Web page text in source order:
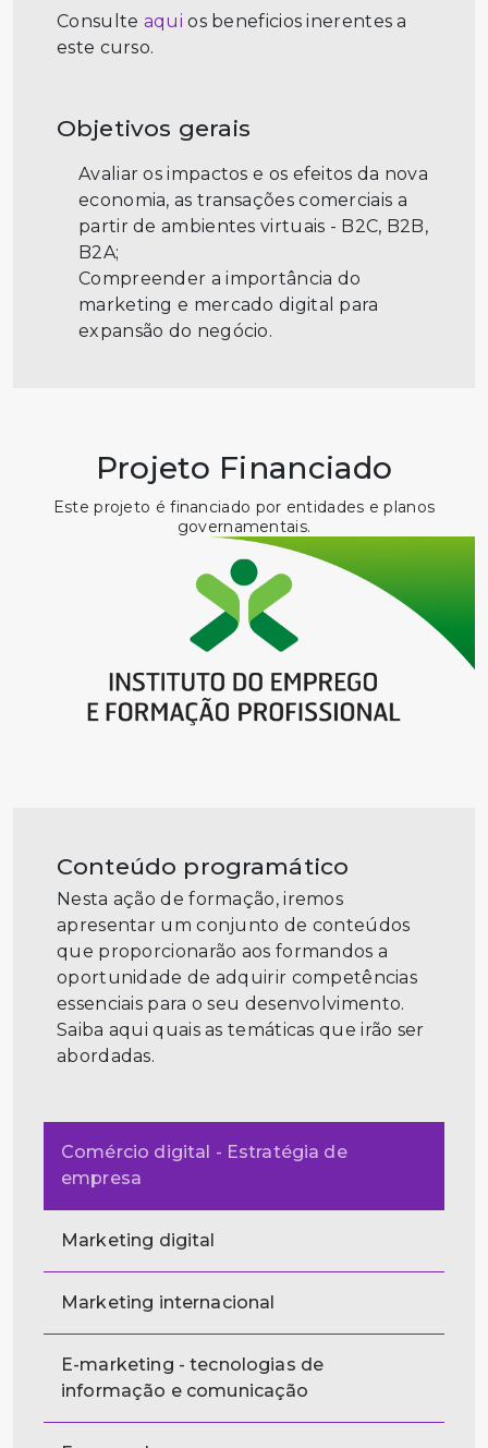
Consulte aqui os beneficios inerentes a
este curso.
Objetivos gerais
Avaliar os impactos e os efeitos da nova
economia, as transações comerciais a
partir de ambientes virtuais - B2C, B2B,
B2A;
Compreender a importância do
marketing e mercado digital para
expansão do negócio.
Projeto Financiado
Este projeto é financiado por entidades e planos
governamentais.
Conteúdo programático
Nesta ação de formação, iremos
apresentar um conjunto de conteúdos
que proporcionarão aos formandos a
oportunidade de adquirir competências
essenciais para o seu desenvolvimento.
Saiba aqui quais as temáticas que irão ser
abordadas.
Comércio digital - Estratégia de
empresa
Marketing digital
Marketing internacional
E-marketing - tecnologias de
informação e comunicação